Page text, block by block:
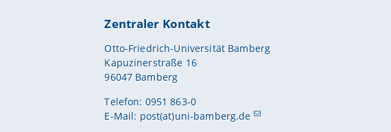
Zentraler Kontakt
Otto-Friedrich-Universität Bamberg
Kapuzinerstraße 16
96047 Bamberg
Telefon: 0951 863-0
E-Mail: post(at)uni-bamberg.de